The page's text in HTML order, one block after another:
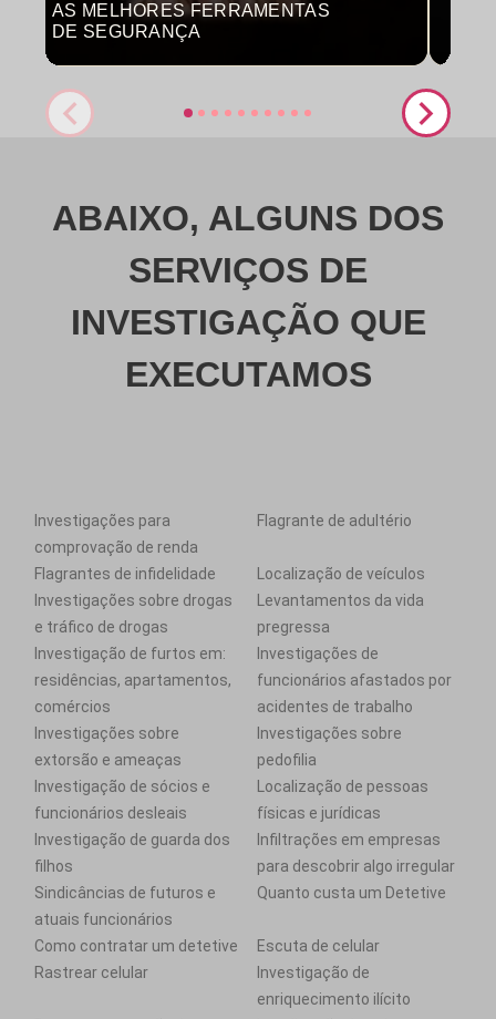
AS MELHORES FERRAMENTAS
DE SEGURANÇA
ABAIXO, ALGUNS DOS
SERVIÇOS DE
INVESTIGAÇÃO QUE
EXECUTAMOS
Investigações para
comprovação de renda
Flagrante de adultério
Flagrantes de infidelidade
Localização de veículos
Investigações sobre drogas
e tráfico de drogas
Levantamentos da vida
pregressa
Investigação de furtos em:
residências, apartamentos,
comércios
Investigações de
funcionários afastados por
acidentes de trabalho
Investigações sobre
extorsão e ameaças
Investigações sobre
pedofilia
Investigação de sócios e
funcionários desleais
Localização de pessoas
físicas e jurídicas
Investigação de guarda dos
filhos
Infiltrações em empresas
para descobrir algo irregular
Sindicâncias de futuros e
atuais funcionários
Quanto custa um Detetive
Como contratar um detetive
Escuta de celular
Rastrear celular
Investigação de
enriquecimento ilícito